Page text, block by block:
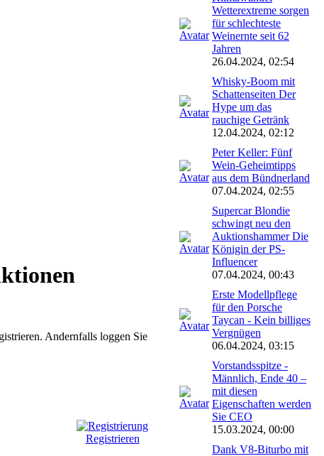
Andernfalls loggen Sie
Registrieren
Wetterextreme sorgen
für schlechteste
Weinernte seit 62
Jahren
26.04.2024, 02:54
Whisky-Boom mit
Schattenseiten Der
Hype um das
rauchige Getränk
12.04.2024, 02:12
Peter Keller: Fünf
Wein-Geheimtipps
aus dem Bündnerland
07.04.2024, 02:55
Supercar Blondie
schwingt neu den
Auktionshammer Die
Königin der PS-
Influencer
07.04.2024, 00:43
Erste Modellpflege
für den Porsche
Taycan - Kein billiges
Vergnügen
06.04.2024, 03:15
Vorstandsspitze -
Männlich, Ende 40 –
mit diesen
Eigenschaften werden
Sie CEO
15.03.2024, 00:00
Dank V8-Biturbo mit